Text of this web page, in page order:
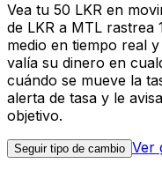
Vea tu 50 LKR en
de LKR a MTL rastrea
medio en tiempo real
valía su dinero en
cuándo se mueve la
alerta de tasa y le
objetivo.
Seguir tipo de cambio Ver